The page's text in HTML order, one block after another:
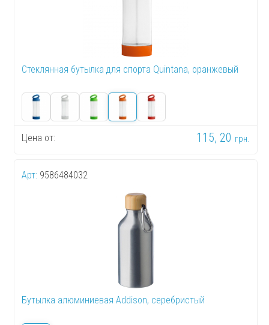
Стеклянная бутылка для спорта Quintana, оранжевый
Цена от: 115, 20 грн.
Арт: 9586484032
Бутылка алюминиевая Addison, серебристый